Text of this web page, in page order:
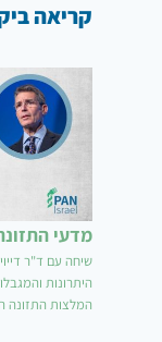
קריאה
מדעי
שיחה עם ד"ר
היתרונות
המלצות התזונה